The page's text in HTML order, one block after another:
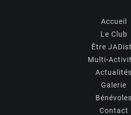
Accueil
Le Club
Être
Multi-
Actualités
Galerie
Bénévoles
Contact